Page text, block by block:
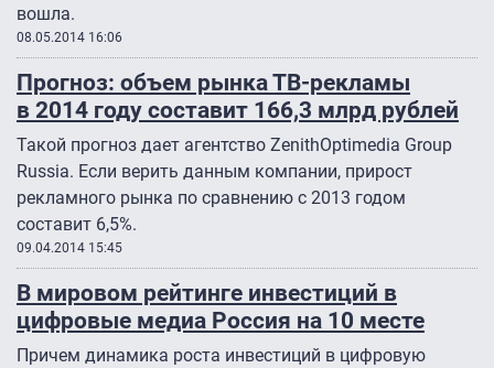
вошла.
08.05.2014 16:06
Прогноз: объем рынка ТВ-рекламы
в 2014 году составит 166,3 млрд рублей
Такой прогноз дает агентство ZenithOptimedia Group
Russia. Если верить данным компании, прирост
рекламного рынка по сравнению с 2013 годом
составит 6,5%.
09.04.2014 15:45
В мировом рейтинге инвестиций в
цифровые медиа Россия на 10 месте
Причем динамика роста инвестиций в цифровую